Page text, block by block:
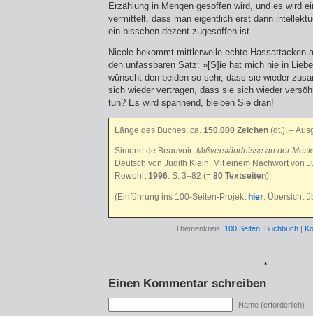
Erzählung in Mengen gesoffen wird, und es wird
vermittelt, dass man eigentlich erst dann
ein bisschen dezent zugesoffen ist.
Nicole bekommt mittlerweile echte Hassattacken
den unfassbaren Satz: »[S]ie hat mich nie in
wünscht den beiden so sehr, dass sie wieder
sich wieder vertragen, dass sie sich wieder
tun? Es wird spannend, bleiben Sie dran!
Länge des Buches: ca. 150.000 Zeichen (dt.). –
Simone de Beauvoir: Mißverständnisse an der
Deutsch von Judith Klein. Mit einem Nachwort von
Rowohlt 1996 . S. 3–82 (= 80 Textseiten).
(Einführung ins 100-Seiten-Projekt hier . Übersicht
Themenkreis: 100 Seiten Buchbuch
*
Einen Kommentar schreiben
Name (erforderlich)